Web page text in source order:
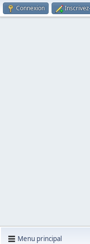
Connexion
Menu principal